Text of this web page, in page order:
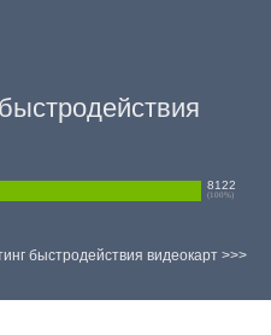
8122
(100 %)
быстродействия видеокарт >>>